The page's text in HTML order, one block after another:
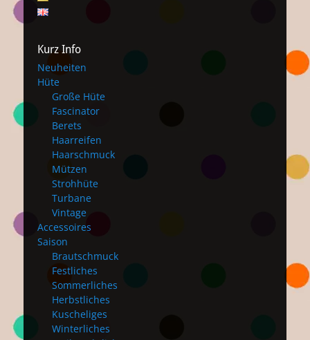
Kurz Info
Neuheiten
Hüte
Große Hüte
Fascinator
Berets
Haarreifen
Haarschmuck
Mützen
Strohhüte
Turbane
Vintage
Accessoires
Saison
Brautschmuck
Festliches
Sommerliches
Herbstliches
Kuscheliges
Winterliches